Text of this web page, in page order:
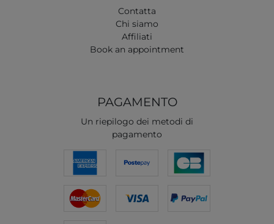
Contatta
Chi siamo
Affiliati
Book an appointment
PAGAMENTO
Un riepilogo dei metodi di
pagamento